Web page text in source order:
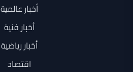
أخبار عالمية
أخبار فنية
أخبار رياضية
اقتصاد